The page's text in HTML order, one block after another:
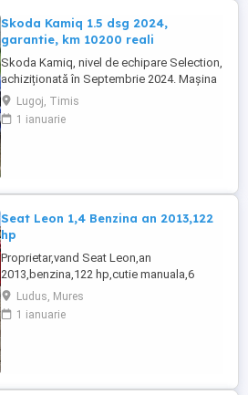
Skoda Kamiq 1.5 dsg 2024,
garantie, km 10200 reali
Skoda Kamiq, nivel de echipare Selection,
achiziționată în Septembrie 2024. Mașina
se află într-o stare impecabila. Detalii
tehnice: Motorizare: 1.5 TSI, 150 CP
Transmisie: Automată DSG An fabricație:
Lugoj, Timis
1 ianuarie
Seat Leon 1,4 Benzina an 2013,122
hp
Proprietar,vand Seat Leon,an
2013,benzina,122 hp,cutie manuala,6
trepte de viteza,alcantara,navigatie,stare
perfecta tehnic si estetic,revizii anuale la
max 6000 km,fiind a doua masina in
volan,dublu ...
Ludus, Mures
1 ianuarie